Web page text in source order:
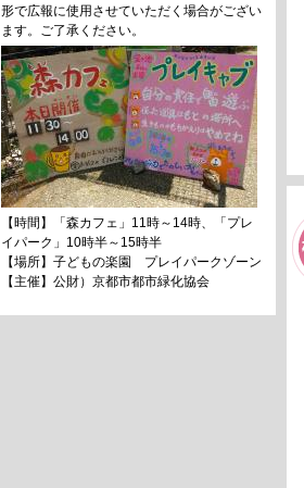
形で広報に使用させていただく場合がござい
ます。ご了承ください。
【時間】「森カフェ」11時～14時、「プレ
イパーク」10時半～15時半
【場所】子どもの楽園 プレイパークゾーン
【主催】公財）京都市都市緑化協会